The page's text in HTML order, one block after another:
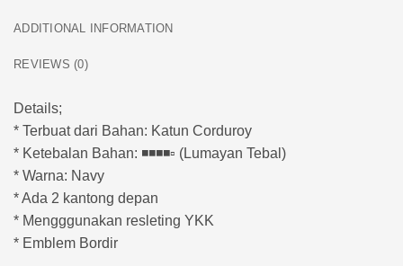
ADDITIONAL INFORMATION
REVIEWS (0)
Details;
* Terbuat dari Bahan: Katun Corduroy
* Ketebalan Bahan: ◾️◾️◾️◾️▫️ (Lumayan Tebal)
* Warna: Navy
* Ada 2 kantong depan
* Mengggunakan resleting YKK
* Emblem Bordir